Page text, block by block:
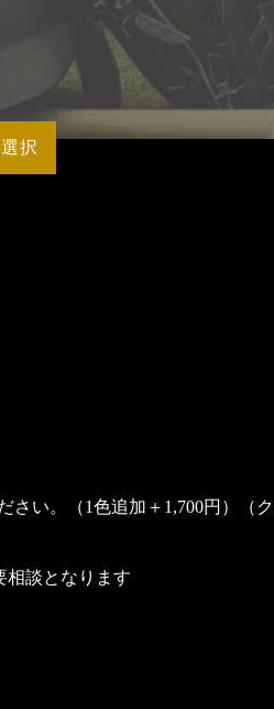
商品一覧
INTRODUCTION
択
い。（1色追加＋1,700円）（ク
相談となります